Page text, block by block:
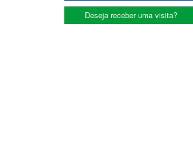
Deseja receber uma visita?